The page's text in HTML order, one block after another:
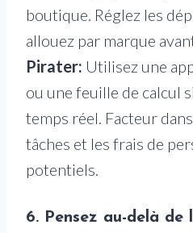
boutique. Réglez les
allouez par marque
Pirater: Utilisez une
ou une feuille de calcul
temps réel. Facteur
tâches et les frais de
potentiels.
6. Pensez au-delà de